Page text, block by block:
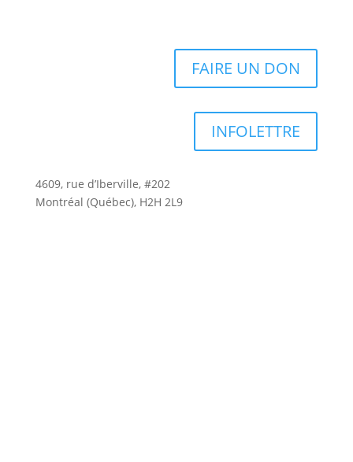
FAIRE UN DON
INFOLETTRE
4609, rue d’Iberville, #202
Montréal (Québec), H2H 2L9